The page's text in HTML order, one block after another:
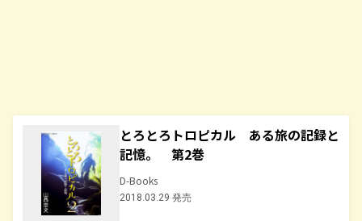
とろとろトロピカル ある旅の記録と
記憶。 第2巻
D-Books
2018.03.29 発売